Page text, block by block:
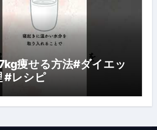
痩せる方法#ダイエッ
#レシピ